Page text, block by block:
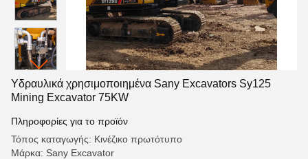
Υδραυλικά χρησιμοποιημένα Sany Excavators Sy125
Mining Excavator 75KW
Πληροφορίες για το προϊόν
Τόπος καταγωγής: Κινέζικο πρωτότυπο
Μάρκα: Sany Excavator